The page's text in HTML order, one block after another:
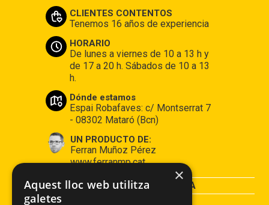
CLIENTES CONTENTOS
Tenemos 16 años de experiencia
HORARIO
De lunes a viernes de 10 a 13 h y
de 17 a 20 h. Sábados de 10 a 13
h.
Dónde estamos
Espai Robafaves: c/ Montserrat 7
- 08302 Mataró (Bcn)
UN PRODUCTO DE:
Ferran Muñoz Pérez
www.ferranmp.cat
CONDICIONES DE COMPRA
×
Aquest lloc web utilitza
galetes